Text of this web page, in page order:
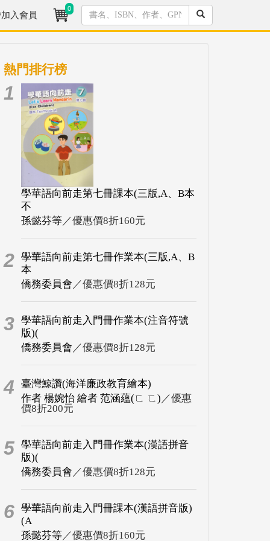
入會員
0
熱門排行榜
1
學華語向前走第七冊課本(三版,A、B本
不
孫懿芬等／優惠價8折160元
2 學華語向前走第七冊作業本(三版,A、B
本
僑務委員會 ／優惠價8折128元
3 學華語向前走入門冊作業本(注音符號
版)(
僑務委員會 ／優惠價8折128元
4
臺灣鯨讚(海洋廉政教育繪本)
作者 楊婉怡 繪者 范涵蘊(ㄈ ㄈ) ／優惠
價8折200元
5 學華語向前走入門冊作業本(漢語拼音
版)(
僑務委員會 ／優惠價8折128元
6 學華語向前走入門冊課本(漢語拼音版)
(A
孫懿芬等／優惠價8折160元